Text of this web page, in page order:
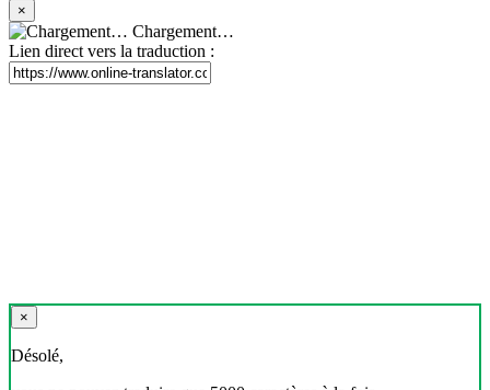
×
Chargement…
Lien direct vers la traduction :
×
Désolé,